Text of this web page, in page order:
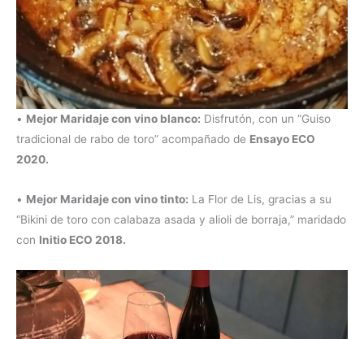
• Mejor Maridaje con vino blanco: Disfrutón, con un “Guiso
tradicional de rabo de toro” acompañado de Ensayo ECO
2020.
• Mejor Maridaje con vino tinto: La Flor de Lis, gracias a su
“Bikini de toro con calabaza asada y alioli de borraja,” maridado
con Initio ECO 2018.